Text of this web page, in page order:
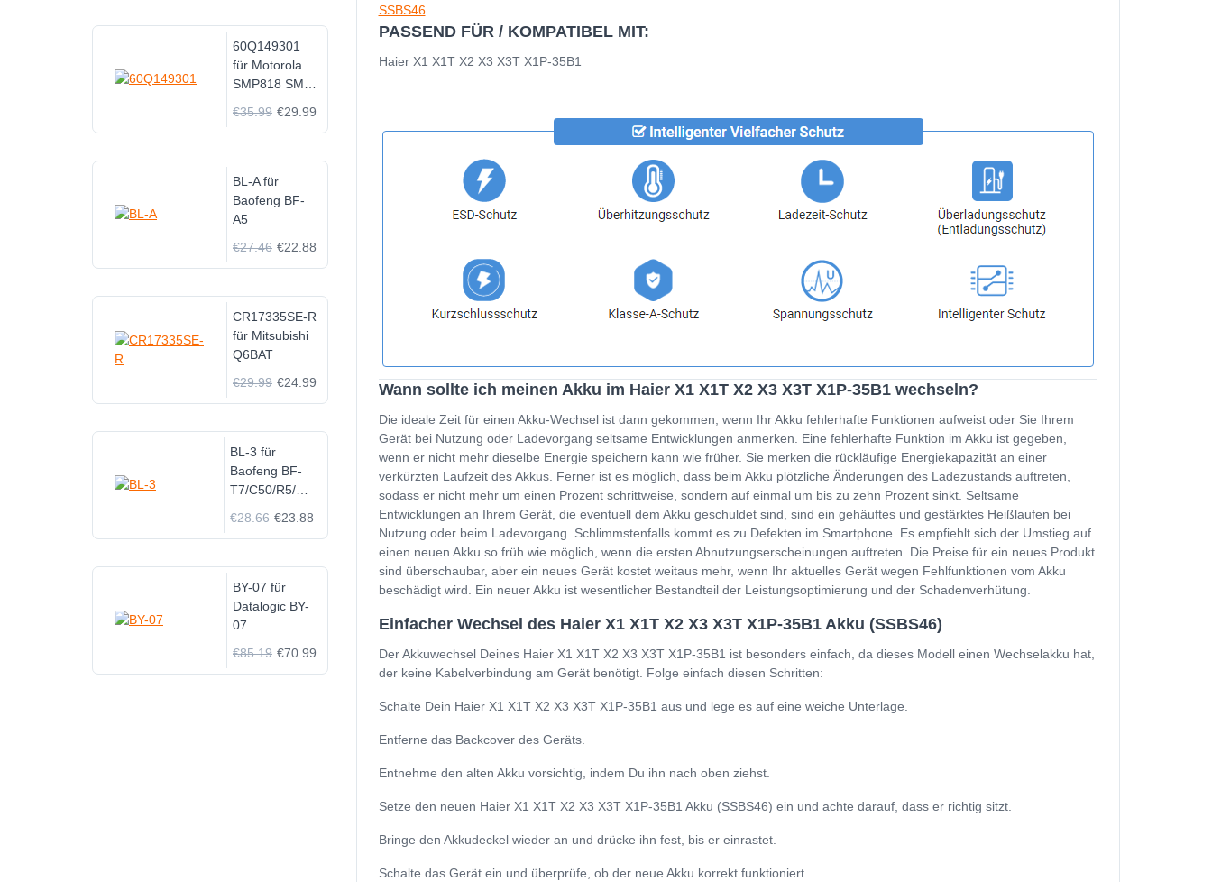
SSBS46
PASSEND FÜR / KOMPATIBEL MIT:
Haier X1 X1T X2 X3 X3T X1P-35B1
Wann sollte ich meinen Akku im Haier X1 X1T X2 X3 X3T X1P-35B1 wechseln?
Die ideale Zeit für einen Akku-Wechsel ist dann gekommen, wenn Ihr Akku fehlerhafte Funktionen aufweist oder Sie Ihrem
Gerät bei Nutzung oder Ladevorgang seltsame Entwicklungen anmerken. Eine fehlerhafte Funktion im Akku ist gegeben,
wenn er nicht mehr dieselbe Energie speichern kann wie früher. Sie merken die rückläufige Energiekapazität an einer
verkürzten Laufzeit des Akkus. Ferner ist es möglich, dass beim Akku plötzliche Änderungen des Ladezustands auftreten,
sodass er nicht mehr um einen Prozent schrittweise, sondern auf einmal um bis zu zehn Prozent sinkt. Seltsame
Entwicklungen an Ihrem Gerät, die eventuell dem Akku geschuldet sind, sind ein gehäuftes und gestärktes Heißlaufen bei
Nutzung oder beim Ladevorgang. Schlimmstenfalls kommt es zu Defekten im Smartphone. Es empfiehlt sich der Umstieg auf
einen neuen Akku so früh wie möglich, wenn die ersten Abnutzungserscheinungen auftreten. Die Preise für ein neues Produkt
sind überschaubar, aber ein neues Gerät kostet weitaus mehr, wenn Ihr aktuelles Gerät wegen Fehlfunktionen vom Akku
beschädigt wird. Ein neuer Akku ist wesentlicher Bestandteil der Leistungsoptimierung und der Schadenverhütung.
Einfacher Wechsel des Haier X1 X1T X2 X3 X3T X1P-35B1 Akku (SSBS46)
Der Akkuwechsel Deines Haier X1 X1T X2 X3 X3T X1P-35B1 ist besonders einfach, da dieses Modell einen Wechselakku hat,
der keine Kabelverbindung am Gerät benötigt. Folge einfach diesen Schritten:
Schalte Dein Haier X1 X1T X2 X3 X3T X1P-35B1 aus und lege es auf eine weiche Unterlage.
Entferne das Backcover des Geräts.
Entnehme den alten Akku vorsichtig, indem Du ihn nach oben ziehst.
Setze den neuen Haier X1 X1T X2 X3 X3T X1P-35B1 Akku (SSBS46) ein und achte darauf, dass er richtig sitzt.
Bringe den Akkudeckel wieder an und drücke ihn fest, bis er einrastet.
Schalte das Gerät ein und überprüfe, ob der neue Akku korrekt funktioniert.
60Q149301
für Motorola
SMP818 SMP-
€35.99 €29.99
BL-A für
Baofeng BF-
A5
€27.46 €22.88
CR17335SE-R
für Mitsubishi
Q6BAT
€29.99 €24.99
BL-3 für
Baofeng BF-
T7/C50/R5/UV-
€28.66 €23.88
BY-07 für
Datalogic BY-
07
€85.19 €70.99